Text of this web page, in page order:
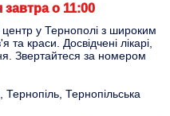
завтра о 11:00
у Тернополі з широким
краси. Досвідчені лікарі,
Звертайтеся за номером
Тернопільська